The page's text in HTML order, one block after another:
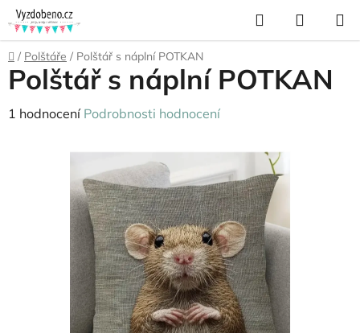
Přejít
na
obsah
Hledat
KOŠÍK
Domů
/ Polštáře / Polštář s náplní POTKAN
Polštář s náplní POTKAN
Průměrné
1 hodnocení Podrobnosti hodnocení